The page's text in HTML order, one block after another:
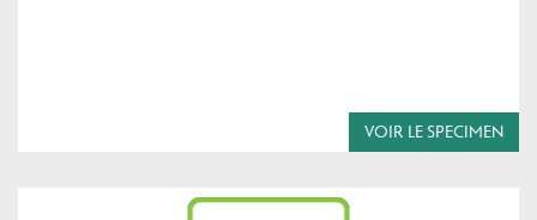
VOIR LE SPECIMEN